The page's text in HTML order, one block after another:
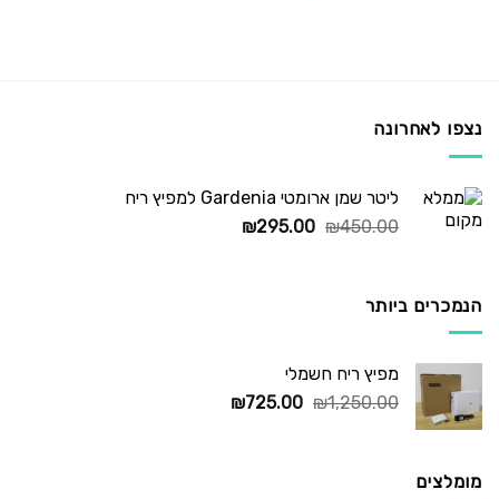
נצפו לאחרונה
ליטר שמן ארומטי Gardenia למפיץ ריח
₪450.00
המחיר
₪295.00
המחיר
הנמכרים ביותר
מפיץ ריח חשמלי
₪1,250.00
המחיר
₪725.00
המחיר
מומלצים